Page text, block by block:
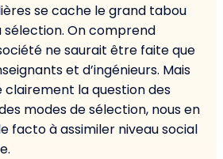
se cache le grand tabou
sélection. On comprend
ne saurait être faite que
et d’ingénieurs. Mais
clairement la question des
modes de sélection, nous en
facto à assimiler niveau social